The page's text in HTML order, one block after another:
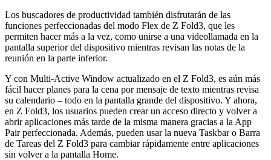
Los buscadores de productividad también disfrutarán de las
funciones perfeccionadas del modo Flex de Z Fold3, que les
permiten hacer más a la vez, como unirse a una videollamada en la
pantalla superior del dispositivo mientras revisan las notas de la
reunión en la parte inferior.
Y con Multi-Active Window actualizado en el Z Fold3, es aún más
fácil hacer planes para la cena por mensaje de texto mientras revisa
su calendario – todo en la pantalla grande del dispositivo. Y ahora,
en Z Fold3, los usuarios pueden crear un acceso directo y volver a
abrir aplicaciones más tarde de la misma manera gracias a la App
Pair perfeccionada. Además, pueden usar la nueva Taskbar o Barra
de Tareas del Z Fold3 para cambiar rápidamente entre aplicaciones
sin volver a la pantalla Home.